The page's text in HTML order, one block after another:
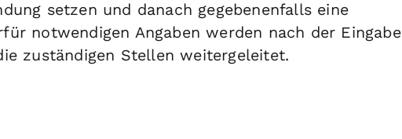
setzen und danach gegebenenfalls eine
notwendigen Angaben werden nach der Eingabe
zuständigen Stellen weitergeleitet.